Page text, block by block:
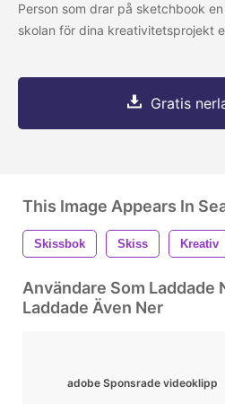
Person som drar på sketchbook
skolan för dina kreativitetsprojekt
Gratis
This Image Appears In
Skissbok Skiss Kreativ
Användare Som Laddade
Laddade Även Ner
adobe Sponsrade videoklipp